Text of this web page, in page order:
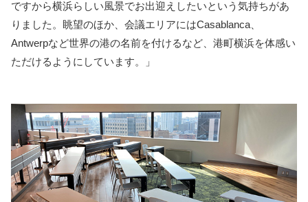
ですから横浜らしい風景でお出迎えしたいという気持ちがあ
りました。眺望のほか、会議エリアにはCasablanca、
Antwerpなど世界の港の名前を付けるなど、港町横浜を体感い
ただけるようにしています。」